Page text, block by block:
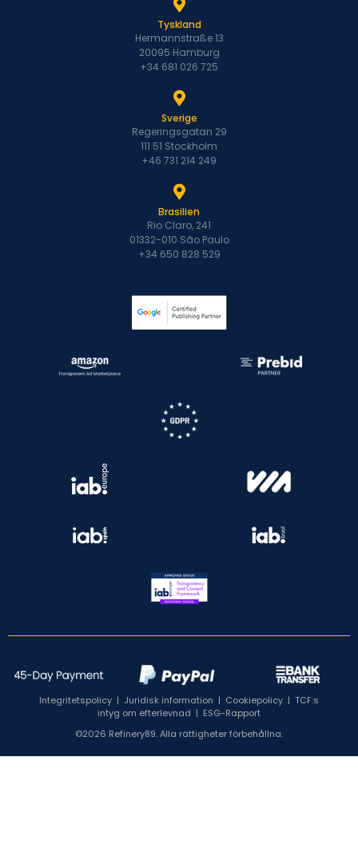
Tyskland
Hermannstraße 13
20095 Hamburg
+34 681 026 725
Sverige
Regeringsgatan 29
111 51 Stockholm
+46 731 214 249
Brasilien
Rio Claro, 241
01332-010 São Paulo
+34 650 828 529
Integritetspolicy | Juridisk information | Cookiepolicy | TCF:s
intyg om efterlevnad | ESG-Rapport
©2026 Refinery89. Alla rättigheter förbehållna.